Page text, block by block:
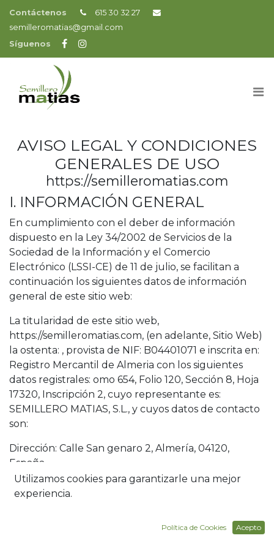
Contáctenos
615 30 32 27
semilleromatias@gmail.com
Síguenos
AVISO LEGAL Y CONDICIONES
GENERALES DE USO
https://semilleromatias.com
I. INFORMACIÓN GENERAL
En cumplimiento con el deber de información
dispuesto en la Ley 34/2002 de Servicios de la
Sociedad de la Información y el Comercio
Electrónico (LSSI-CE) de 11 de julio, se facilitan a
continuación los siguientes datos de información
general de este sitio web:
La titularidad de este sitio web,
https://semilleromatias.com, (en adelante, Sitio Web)
la ostenta: , provista de NIF: B04401071 e inscrita en:
Registro Mercantil de Almeria con los siguientes
datos registrales: omo 654, Folio 120, Sección 8, Hoja
17320, Inscripción 2, cuyo representante es:
SEMILLERO MATIAS, S.L., y cuyos datos de contacto
son:
Dirección: Calle San genaro 2, Almería, 04120,
España
Teléfono de contacto: 615 30 32 27
Utilizamos cookies para garantizarle una mejor
experiencia.
Política de Cookies Acepto